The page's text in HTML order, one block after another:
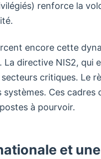
renforce la
encore cette
directive NIS2, qui
critiques. Le
systèmes. Ces
à pourvoir.
et